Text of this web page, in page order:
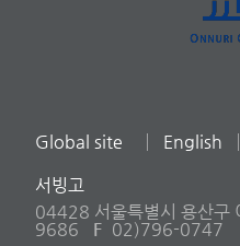
Global site English
서빙고
04428 서울특별시 용산구
9686
F 02)796-0747